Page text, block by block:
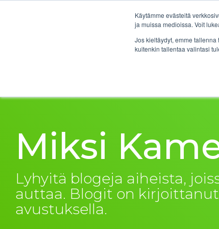
Käytämme evästeitä
ja muissa medioissa. Voit
Jos kieltäydyt, emme
kuitenkin tallentaa valintasi
Miksi
Lyhyitä blogeja aiheista,
auttaa. Blogit on
avustuksella.